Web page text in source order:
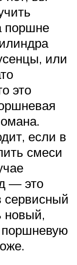
поршне
или
это
если в
смеси
— это
сервисный
новый,
поршневую